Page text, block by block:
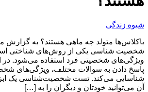
شیوه زندگی
باکلاس‌ها متولد چه ماهی هستند؟ به گزارش
شخصیت شناسی یکی از روش‌های شناختی
ویژگی‌های شخصیتی فرد استفاده می‌شود. در
پاسخ دادن به سوالات مختلف، ویژگی‌های
شناسایی می‌کند. تست شخصیت‌شناسی یک
آن می‌توانید خودتان و دیگران را به […]